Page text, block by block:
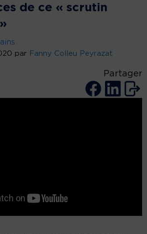
de ce « scrutin
par Fanny Colleu Peyrazat
Partager